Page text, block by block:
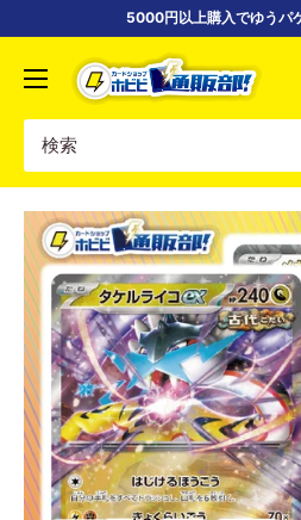
5000円以上購入でゆうパ
【ポ
ケ
専
門
店】
カ
ー
ド
シ
ョ
ッ
プ
ホ
ビ